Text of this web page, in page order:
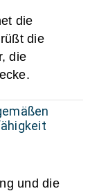
die
die
die
und die